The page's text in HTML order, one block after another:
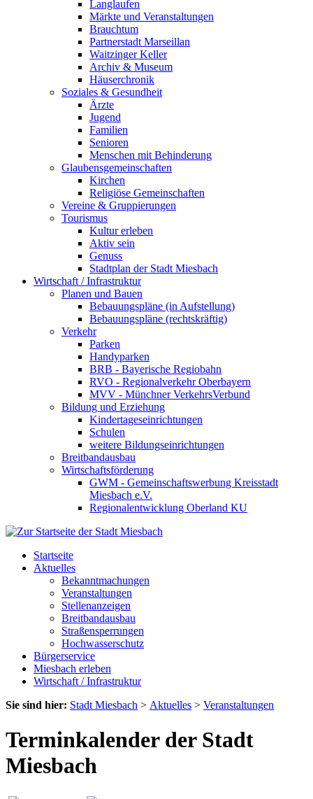
Langlaufen
Märkte und Veranstaltungen
Brauchtum
Partnerstadt Marseillan
Waitzinger Keller
Archiv & Museum
Häuserchronik
Soziales & Gesundheit
Ärzte
Jugend
Familien
Senioren
Menschen mit Behinderung
Glaubensgemeinschaften
Kirchen
Religiöse Gemeinschaften
Vereine & Gruppierungen
Tourismus
Kultur erleben
Aktiv sein
Genuss
Stadtplan der Stadt Miesbach
Wirtschaft / Infrastruktur
Planen und Bauen
Bebauungspläne (in Aufstellung)
Bebauungspläne (rechtskräftig)
Verkehr
Parken
Handyparken
BRB - Bayerische Regiobahn
RVO - Regionalverkehr Oberbayern
MVV - Münchner VerkehrsVerbund
Bildung und Erziehung
Kindertageseinrichtungen
Schulen
weitere Bildungseinrichtungen
Breitbandausbau
Wirtschaftsförderung
GWM - Gemeinschaftswerbung Kreisstadt
Miesbach e.V.
Regionalentwicklung Oberland KU
Startseite
Aktuelles
Bekanntmachungen
Veranstaltungen
Stellenanzeigen
Breitbandausbau
Straßensperrungen
Hochwasserschutz
Bürgerservice
Miesbach erleben
Wirtschaft / Infrastruktur
Sie sind hier: Stadt Miesbach > Aktuelles > Veranstaltungen
Terminkalender der Stadt
Miesbach